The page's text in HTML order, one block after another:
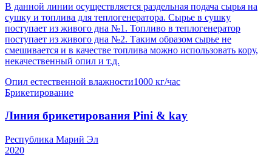
В данной линии осуществляется раздельная подача сырья на
сушку и топлива для теплогенератора. Сырье в сушку
поступает из живого дна №1. Топливо в теплогенератор
поступает из живого дна №2. Таким образом сырье не
смешивается и в качестве топлива можно использовать кору,
некачественный опил и т.д.
Опил естественной влажности1000 кг/час
Брикетирование
Линия брикетирования Pini & kay
Республика Марий Эл
2020